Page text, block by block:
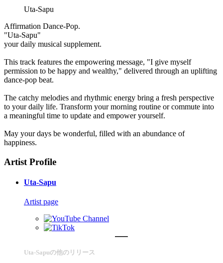
Uta-Sapu
Affirmation Dance-Pop.
"Uta-Sapu"
your daily musical supplement.
This track features the empowering message, "I give myself
permission to be happy and wealthy," delivered through an uplifting
dance-pop beat.
The catchy melodies and rhythmic energy bring a fresh perspective
to your daily life. Transform your morning routine or commute into
a meaningful time to update and empower yourself.
May your days be wonderful, filled with an abundance of
happiness.
Artist Profile
Uta-Sapu
Artist page
Uta-Sapuの他のリリース